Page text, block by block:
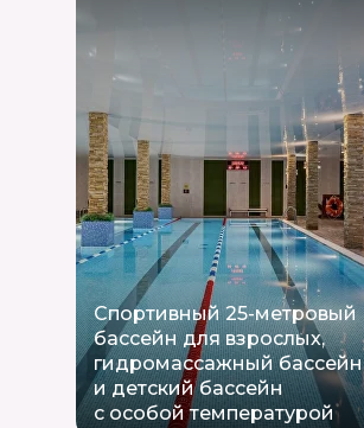
Спортивный 25-метровый
бассейн для взрослых,
гидромассажный бассейн
и детский бассейн
с особой температурой